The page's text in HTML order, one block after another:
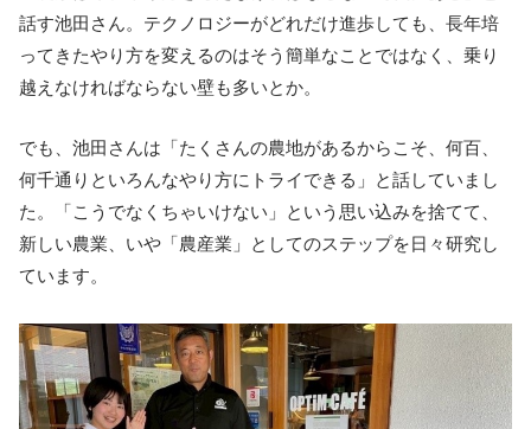
話す池田さん。テクノロジーがどれだけ進歩しても、長年培
ってきたやり方を変えるのはそう簡単なことではなく、乗り
越えなければならない壁も多いとか。
でも、池田さんは「たくさんの農地があるからこそ、何百、
何千通りといろんなやり方にトライできる」と話していまし
た。「こうでなくちゃいけない」という思い込みを捨てて、
新しい農業、いや「農産業」としてのステップを日々研究し
ています。